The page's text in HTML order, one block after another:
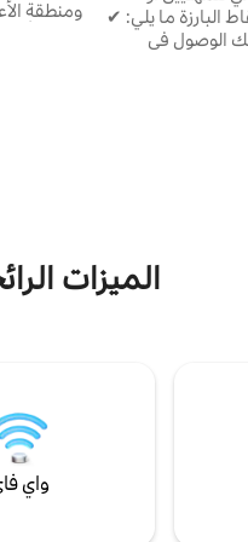
العائلات الصغيرة. تشمل النقاط البارزة ما يلي: ✔
الوصول في
ومنطقة
الميزات
واي